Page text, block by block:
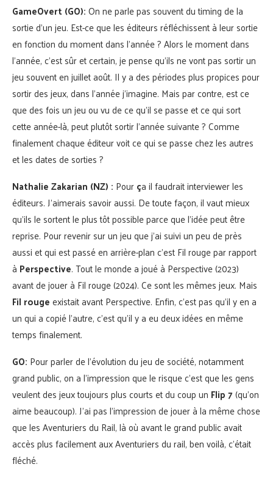
GameOvert (GO):On ne parle pas souvent du timing de la
sortie d’un jeu. Est-ce que les éditeurs réfléchissent à leur sortie
en fonction du moment dans l’année ? Alors le moment dans
l’année, c’est sûr et certain, je pense qu’ils ne vont pas sortir un
jeu souvent en juillet août. Il y a des périodes plus propices pour
sortir des jeux, dans l’année j’imagine. Mais par contre, est ce
que des fois un jeu ou vu de ce qu’il se passe et ce qui sort
cette année-là, peut plutôt sortir l’année suivante ? Comme
finalement chaque éditeur voit ce qui se passe chez les autres
et les dates de sorties ?
Nathalie Zakarian (NZ) : Pourça il faudrait interviewer les
éditeurs. J’aimerais savoir aussi. De toute façon, il vaut mieux
qu’ils le sortent le plus tôt possible parce que l’idée peut être
reprise. Pour revenir sur un jeu que j’ai suivi un peu de près
aussi et qui est passé en arrière-plan c’est Fil rouge par rapport
à Perspective. Tout le monde a joué à Perspective (2023)
avant de jouer à Fil rouge (2024). Ce sont les mêmes jeux. Mais
Fil rougeexistait avant Perspective. Enfin, c’est pas qu’il y en a
un qui a copié l’autre, c’est qu’il y a eu deux idées en même
temps finalement.
GO: Pour parler de l’évolution du jeu de société, notamment
grand public, on a l’impression que le risque c’est que les gens
veulent des jeux toujours plus courts et du coup un Flip 7(qu’on
aime beaucoup). J’ai pas l’impression de jouer à la même chose
que les Aventuriers du Rail, là où avant le grand public avait
accès plus facilement aux Aventuriers du rail, ben voilà, c’était
fléché.